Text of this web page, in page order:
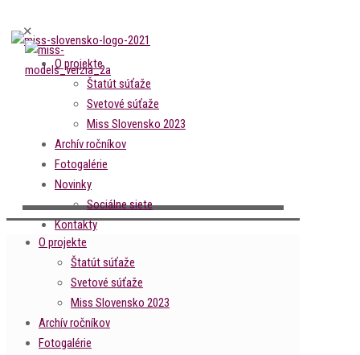
✕
O projekte
Štatút súťaže
Svetové súťaže
Miss Slovensko 2023
Archív ročníkov
Fotogalérie
Novinky
Sociálne siete
Kontakty
O projekte
Štatút súťaže
Svetové súťaže
Miss Slovensko 2023
Archív ročníkov
Fotogalérie